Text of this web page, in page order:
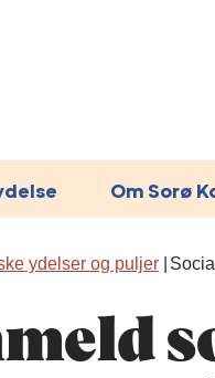
Om Sorø
ydelser og puljer